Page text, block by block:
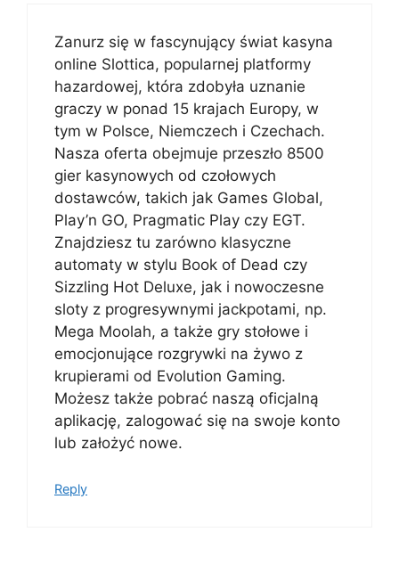
Zanurz się w fascynujący świat kasyna
online Slottica, popularnej platformy
hazardowej, która zdobyła uznanie
graczy w ponad 15 krajach Europy, w
tym w Polsce, Niemczech i Czechach.
Nasza oferta obejmuje przeszło 8500
gier kasynowych od czołowych
dostawców, takich jak Games Global,
Play’n GO, Pragmatic Play czy EGT.
Znajdziesz tu zarówno klasyczne
automaty w stylu Book of Dead czy
Sizzling Hot Deluxe, jak i nowoczesne
sloty z progresywnymi jackpotami, np.
Mega Moolah, a także gry stołowe i
emocjonujące rozgrywki na żywo z
krupierami od Evolution Gaming.
Możesz także pobrać naszą oficjalną
aplikację, zalogować się na swoje konto
lub założyć nowe.
Reply